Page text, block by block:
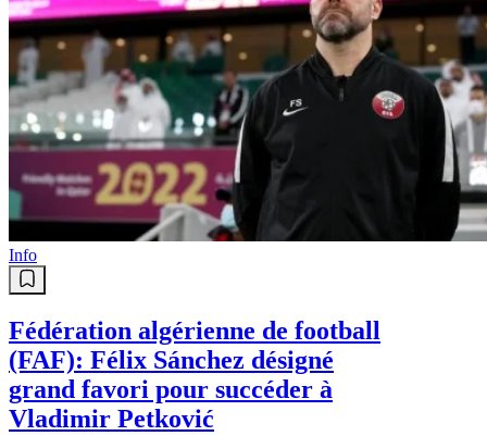
Info
Fédération algérienne de football
(FAF): Félix Sánchez désigné
grand favori pour succéder à